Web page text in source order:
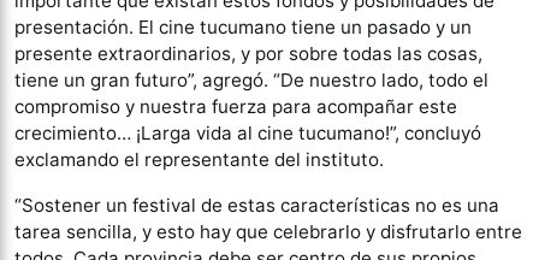
presentación. El cine tucumano tiene un pasado y un
presente extraordinarios, y por sobre todas las cosas,
tiene un gran futuro”, agregó. “De nuestro lado, todo el
compromiso y nuestra fuerza para acompañar este
crecimiento… ¡Larga vida al cine tucumano!”, concluyó
exclamando el representante del instituto.
“Sostener un festival de estas características no es una
tarea sencilla, y esto hay que celebrarlo y disfrutarlo entre